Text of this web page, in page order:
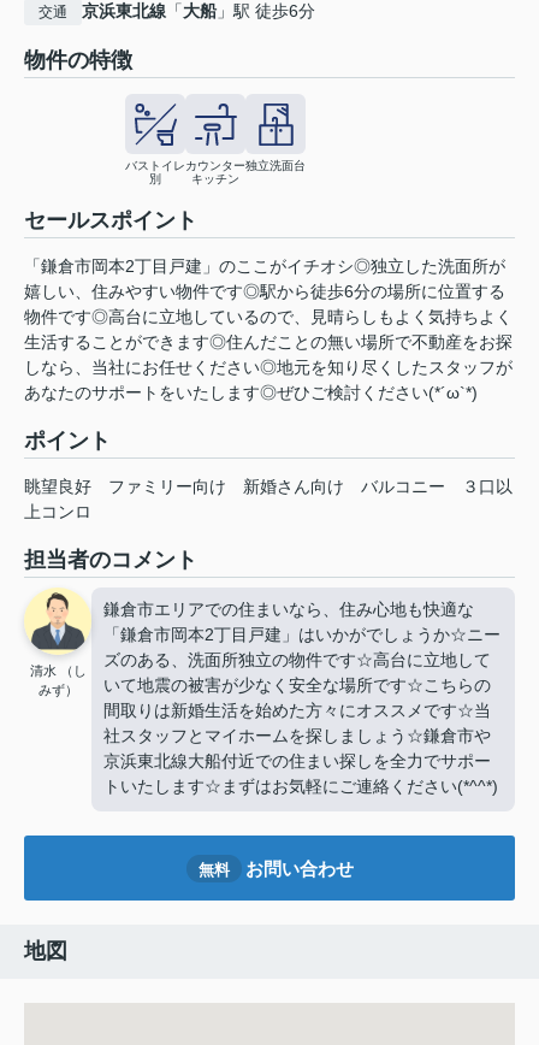
交通 京浜東北線 「大船」駅 徒歩6分
物件の特徴
バストイレ
別
カウンター
キッチン
独立洗面台
セールスポイント
「鎌倉市岡本2丁目戸建」のここがイチオシ◎独立した洗面所が
嬉しい、住みやすい物件です◎駅から徒歩6分の場所に位置する
物件です◎高台に立地しているので、見晴らしもよく気持ちよく
生活することができます◎住んだことの無い場所で不動産をお探
しなら、当社にお任せください◎地元を知り尽くしたスタッフが
あなたのサポートをいたします◎ぜひご検討ください(*´ω`*)
ポイント
眺望良好 ファミリー向け 新婚さん向け バルコニー
３口以
上コンロ
担当者のコメント
清水 （し
みず）
鎌倉市エリアでの住まいなら、住み心地も快適な
「鎌倉市岡本2丁目戸建」はいかがでしょうか☆ニー
ズのある、洗面所独立の物件です☆高台に立地して
いて地震の被害が少なく安全な場所です☆こちらの
間取りは新婚生活を始めた方々にオススメです☆当
社スタッフとマイホームを探しましょう☆鎌倉市や
京浜東北線大船付近での住まい探しを全力でサポー
トいたします☆まずはお気軽にご連絡ください(*^^*)
無料 お問い合わせ
地図